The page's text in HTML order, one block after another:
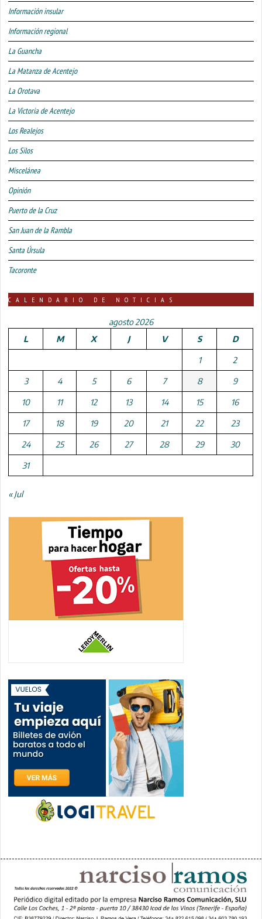
Información insular
Información regional
La Guancha
La Matanza de Acentejo
La Orotava
La Victoria de Acentejo
Los Realejos
Los Silos
Miscelánea
Opinión
Puerto de la Cruz
San Juan de la Rambla
Santa Úrsula
Tacoronte
CALENDARIO DE NOTICIAS
agosto 2026
L
M X J V S D
1 2
3 4 5 6 7 8 9
10 11 12 13 14 15 16
17 18 19 20 21 22 23
24 25 26 27 28 29 30
31
« Jul